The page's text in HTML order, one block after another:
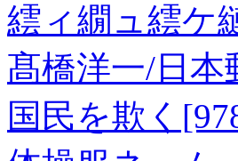
繧ィ繝ュ繧ケ
髙橋洋一/日
国民を欺く